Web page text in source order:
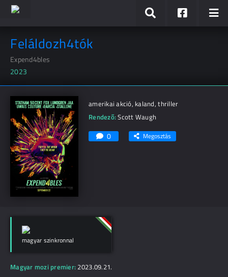
Feláldozh4tók
Expend4bles
2023
amerikai akció, kaland, thriller
Rendező:Scott Waugh
0 Megosztás
magyar szinkronnal
Magyar mozi premier: 2023.09.21.